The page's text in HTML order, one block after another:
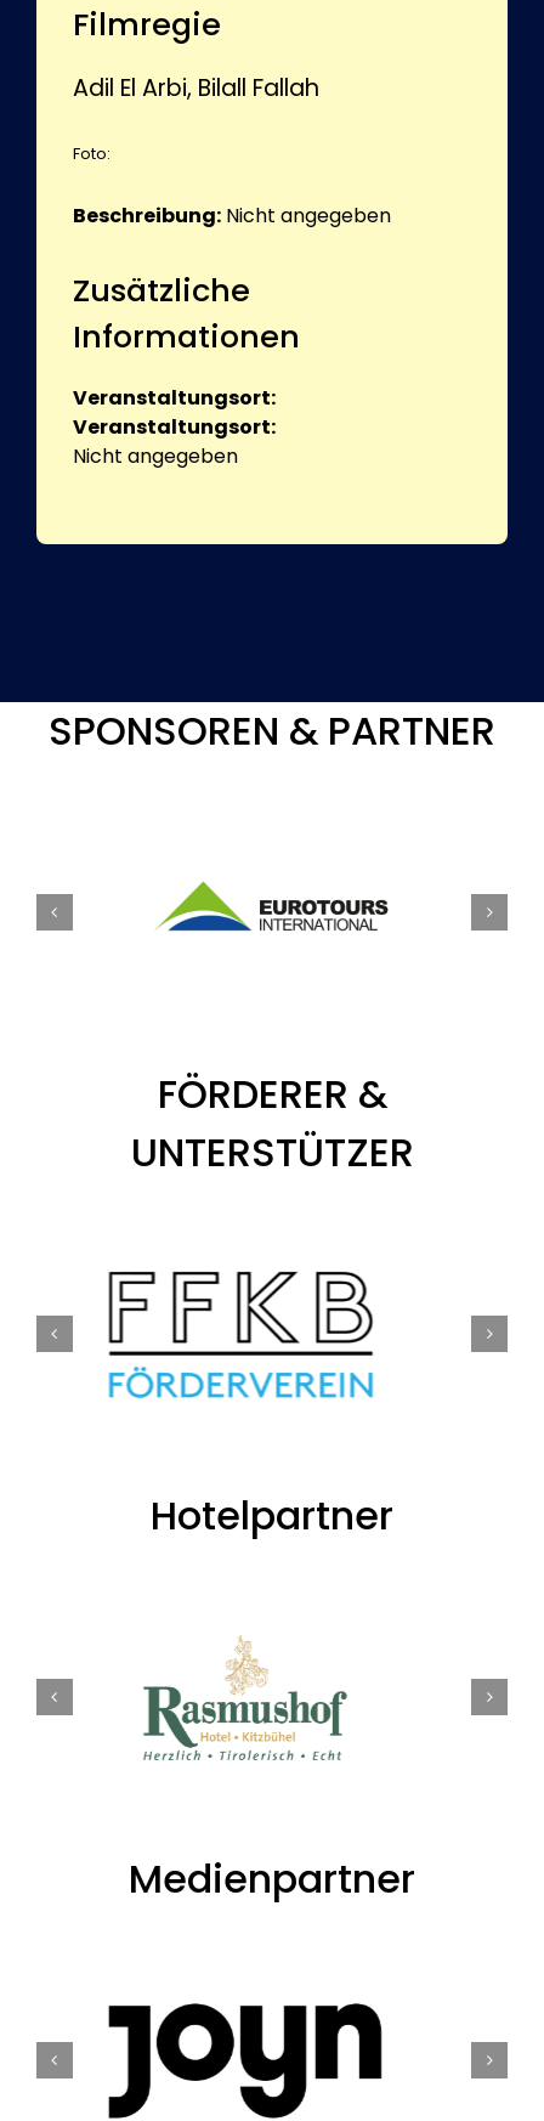
Filmregie
Adil El Arbi, Bilall Fallah
Foto:
Beschreibung: Nicht angegeben
Zusätzliche
Informationen
Veranstaltungsort:
Veranstaltungsort:
Nicht angegeben
SPONSOREN & PARTNER
FÖRDERER &
UNTERSTÜTZER
Hotelpartner
Medienpartner